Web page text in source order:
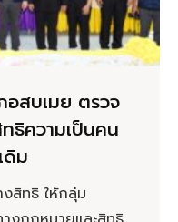
สบเมย ตรวจ
ธิความเป็นคน
ดิม
งสิทธิ ให้กลุ่ม